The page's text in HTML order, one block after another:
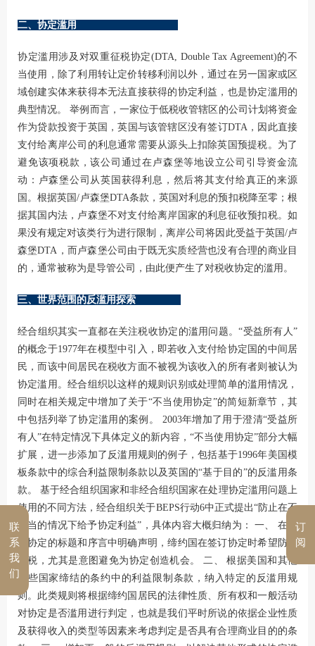
二、协定滥用
协定滥用涉及对双重征税协定(DTA, Double Tax Agreement)的不
当使用，除了利用转让定价转移利润以外，通过在另一国家或区
域创建实体来获得本无法直接获得的协定利益，也是协定滥用的
典型情况。 举例而言，一家位于低税收管辖区的公司计划将资金
作为贷款投资于英国，英国与该管辖区没有签订DTA，因此直接
支付给离岸公司的利息通常需要从源头上扣除英国预提税。为了
避免该项税款，该公司通过在卢森堡等地设立公司引导资金流
动：卢森堡公司从英国获得利息，然后将其支付给真正的来源
国。根据英国/卢森堡DTA条款，英国对利息的预扣税降至零；根
据其国内法，卢森堡不对支付给离岸国家的利息征收预扣税。如
果没有规定对该类行为进行限制，离岸公司将因此受益于英国/卢
森堡DTA，而卢森堡公司由于既无实质经营也没有合理的商业目
的，通常被称为是导管公司，由此便产生了对税收协定的滥用。
三、世界范围的反滥用探索
经合组织其实一直都在关注税收协定的滥用问题。“受益所有人”
的概念于1977年在模型中引入，即若收入支付给协定国的中间居
民，而该中间居民在税收方面不被视为该收入的所有者则被认为
协定滥用。经合组织以这样的规则识别或处理简单的滥用情况，
同时在相关规定中增加了关于“不当使用协定”的简短新章节，其
中包括列举了协定滥用的案例。 2003年增加了用于澄清“受益所
有人”在特定情况下具体定义的新内容，“不当使用协定”部分大幅
扩展，进一步添加了反滥用规则的例子，包括基于1996年美国模
板条款中的综合利益限制条款以及英国的“基于目的”的反滥用条
款。 基于经合组织国家和非经合组织国家在处理协定滥用问题上
使用的不同方法，经合组织关于BEPS行动6中正式提出“防止在不
适当的情况下给予协定利益”，具体内容大概归纳为： 一、 在税
收协定的标题和序言中明确声明，缔约国在签订协定时希望防止
避税，尤其是意图避免为协定创造机会。 二、 根据美国和其他
一些国家缔结的条约中的利益限制条款，纳入特定的反滥用规
则。此类规则将根据缔约国居民的法律性质、所有权和一般活动
对协定是否滥用进行判定，也就是我们平时所说的依据企业性质
及获得收入的类型等因素来考虑判定是否具有合理商业目的的条
订
阅
联
系
我
们